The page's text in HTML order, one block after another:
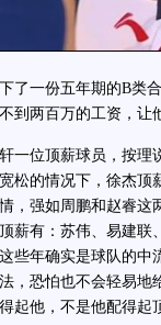
一份五年期的B类合
到两百万的工资，让
位顶薪球员，按理
松的情况下，徐杰
，强如周鹏和赵睿
薪有：苏伟、易建
些年确实是球队的
，恐怕也不会轻易
起他，不是他配得起